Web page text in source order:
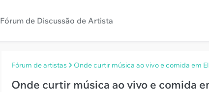
Fórum de Discussão de Artista
Fórum de artistas Onde curtir música ao vivo e comida em
Onde curtir música ao vivo e comida